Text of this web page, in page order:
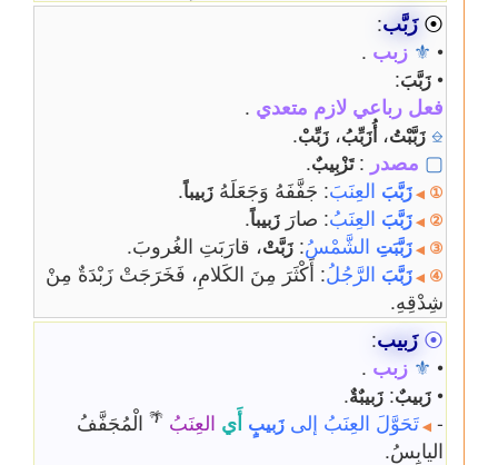
⦿ زَبَّب:
•
⚜ زبب .
• زَبَّبَ:
فعل رباعي لازم متعدي .
⎒ زَبَّبْتُ، أُزَبِّبُ، زَبِّبْ.
▢ مصدر : تَزْبِيبٌ.
①
◀ زَبَّبَالعِنَبَ: جَفَّفَهُ وَجَعَلَهُ زَبيباً.
②
◀ زَبَّبَالعِنَبُ: صارَ زَبيباً.
③
◀ زَبَّبَتِالشَّمْسُ: زَبَّتْ، قارَبَتِ الغُروبَ.
④
◀ زَبَّبَالرَّجُلُ: أَكْثَرَ مِنَ الكَلامِ، فَخَرَجَتْ زَبْدَةٌ مِنْ
شِدْقِهِ.
⦿ زَبيب:
•
⚜ زبب .
• زَبيبٌ: زَبيبٌةٌ.
-
◀ تَحَوَّلَ العِنَبُ إلى زَبيبٍأَي العِنَبُ 🌴الْمُجَفَّفُ
اليابِسُ.